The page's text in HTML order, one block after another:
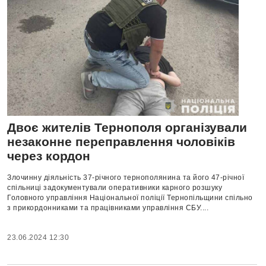
Двоє жителів Тернополя організували
незаконне переправлення чоловіків
через кордон
Злочинну діяльність 37-річного тернополянина та його 47-річної
спільниці задокументували оперативники карного розшуку
Головного управління Національної поліції Тернопільщини спільно
з прикордонниками та працівниками управління СБУ....
23.06.2024 12:30